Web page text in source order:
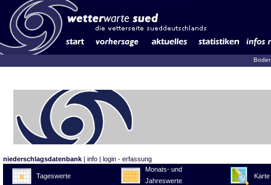
niederschlagsdatenbank | info | login - erfassung
Tageswerte
Monats- und
Jahreswerte
Karte